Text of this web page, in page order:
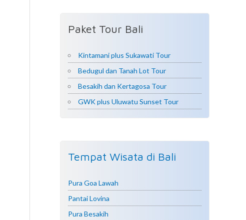
Paket Tour Bali
Kintamani plus Sukawati Tour
Bedugul dan Tanah Lot Tour
Besakih dan Kertagosa Tour
GWK plus Uluwatu Sunset Tour
Tempat Wisata di Bali
Pura Goa Lawah
Pantai Lovina
Pura Besakih